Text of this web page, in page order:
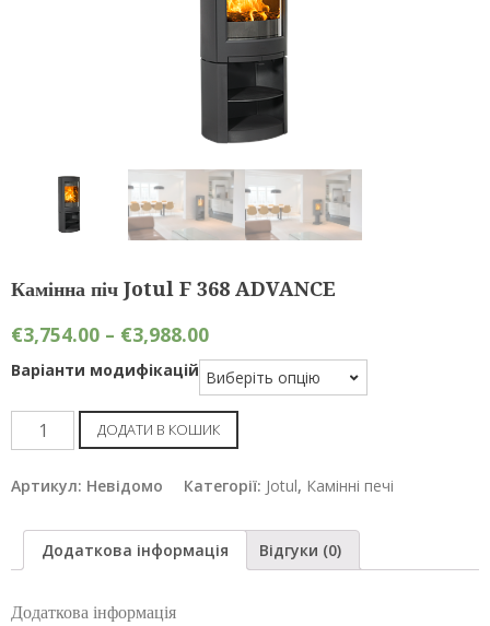
Камінна піч Jotul F 368 ADVANCE
€3,754.00 – €3,988.00
Варіанти модифікацій
Камінна
піч
Jotul
368
ADVANCE
ДОДАТИ В КОШИК
Артикул: Невідомо Категорії: Jotul, Камінні печі
Додаткова інформація Відгуки (0)
Додаткова інформація